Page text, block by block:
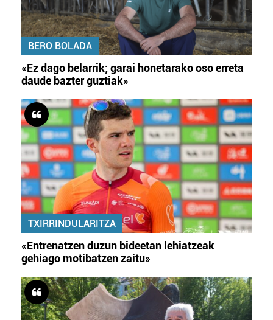
BERO BOLADA
«Ez dago belarrik; garai honetarako oso erreta
daude bazter guztiak»
TXIRRINDULARITZA
«Entrenatzen duzun bideetan lehiatzeak
gehiago motibatzen zaitu»